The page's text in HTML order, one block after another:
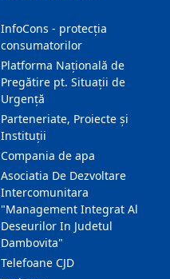
InfoCons - protecția
consumatorilor
Platforma Națională de
Pregătire pt. Situații de
Urgență
Parteneriate, Proiecte și
Instituții
Compania de apa
Asociatia De Dezvoltare
Intercomunitara
"Management Integrat Al
Deseurilor In Judetul
Dambovita"
Telefoane CJD